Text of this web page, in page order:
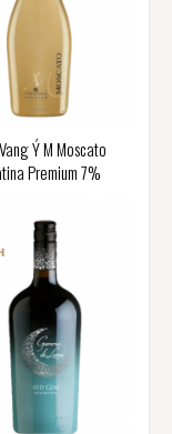
Ý M Moscato
Premium 7%